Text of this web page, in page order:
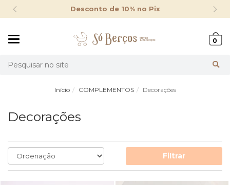
Desconto de 10% no Pix
0
Início COMPLEMENTOS Decorações
Decorações
Filtrar